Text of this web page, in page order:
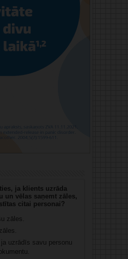
ja klients uzrāda
un vēlas saņemt zāles,
citai personai?
zāles.
ja uzrādīs savu personu